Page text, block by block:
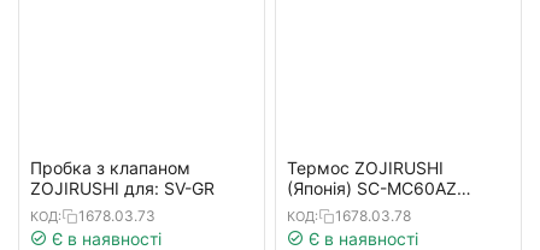
Пробка з клапаном
ZOJIRUSHI для: SV-GR
КОД: 1678.03.73
Є в наявності
Термос ZOJIRUSHI
(Японія) SC-MC60AZ
детский 0.6л синій
КОД: 1678.03.78
Є в наявності